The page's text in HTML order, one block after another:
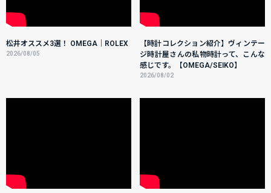
松井オススメ3選！ OMEGA｜ROLEX
2026/08/05
【時計コレクション紹介】ヴィンテー
ジ時計屋さんの私物時計って、こんな
感じです。【OMEGA/SEIKO】
2026/08/02